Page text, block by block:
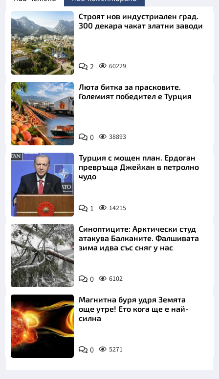
Строят нов индустриален град.
300 декара чакат златни заводи
2 60229
Люта битка за прасковите.
Големият победител е Турция
0 38893
Турция с мощен план. Ердоган
превръща Джейхан в петролно
чудо
1 14215
Синоптиците: Арктически студ
атакува Балканите. Фалшивата
зима идва със сняг у нас
0 6102
Магнитна буря удря Земята
още утре! Ето кога ще е най-
силна
0 5271